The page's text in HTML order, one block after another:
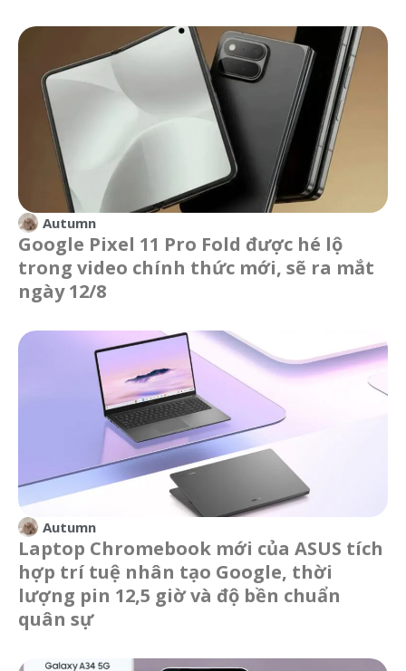
Autumn
Google Pixel 11 Pro Fold được hé lộ
trong video chính thức mới, sẽ ra mắt
ngày 12/8
Autumn
Laptop Chromebook mới của ASUS tích
hợp trí tuệ nhân tạo Google, thời
lượng pin 12,5 giờ và độ bền chuẩn
quân sự